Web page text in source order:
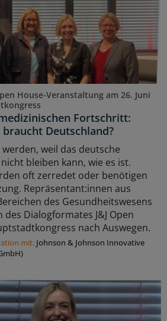
House-Veranstaltung am 26. Juni
Fortschritt:
Deutschland?
weil das deutsche
bleiben kann, wie es ist.
oft zerredet oder benötigen
Repräsentant:innen aus
des Gesundheitswesens
Dialogformates J&J Open
nach Auswegen.
mit: Johnson & Johnson Innovative